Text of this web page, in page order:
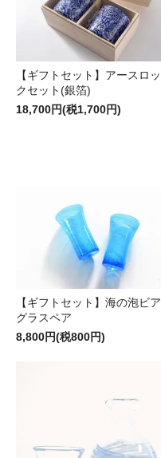
【ギフトセット】アースロッ
クセット(銀箔)
18,700円(税1,700円)
【ギフトセット】海の泡ビア
グラスペア
8,800円(税800円)